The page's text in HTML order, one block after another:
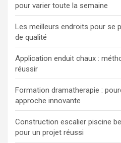
pour varier toute la semaine
Les meilleurs endroits pour se
de qualité
Application enduit chaux :
réussir
Formation dramatherapie :
approche innovante
Construction escalier piscine
pour un projet réussi